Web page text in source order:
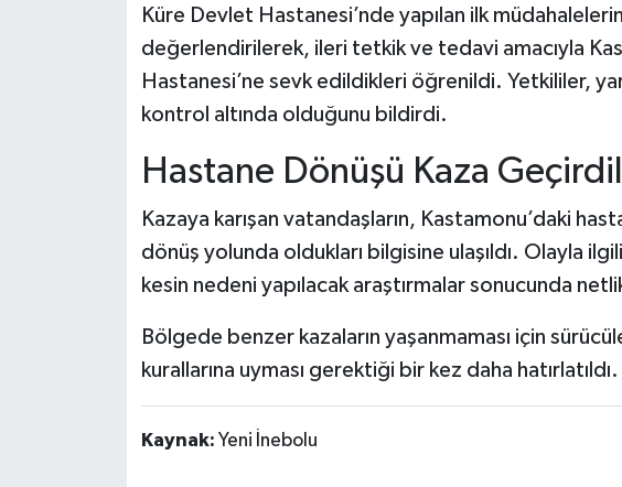
Küre Devlet Hastanesi’nde yapılan ilk
değerlendirilerek, ileri tetkik ve tedavi amacıyla
Hastanesi’ne sevk edildikleri öğrenildi. Yetkililer,
kontrol altında olduğunu bildirdi.
Hastane Dönüşü Kaza
Kazaya karışan vatandaşların, Kastamonu’daki
dönüş yolunda oldukları bilgisine ulaşıldı. Olayla
kesin nedeni yapılacak araştırmalar sonucunda
Bölgede benzer kazaların yaşanmaması için
kurallarına uyması gerektiği bir kez daha hatırlatıldı.
Kaynak: Yeni İnebolu